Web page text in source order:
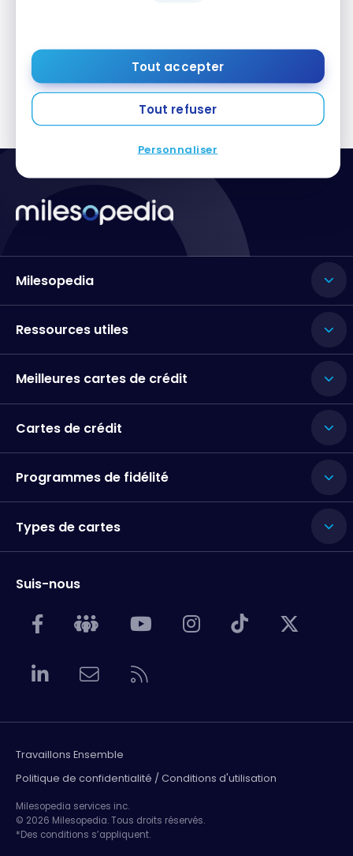
Tout accepter
Tout refuser
Personnaliser
Bonvoy
Milesopedia
Ressources utiles
Meilleures cartes de crédit
Cartes de crédit
Programmes de fidélité
Types de cartes
Suis-nous
Travaillons Ensemble
Politique de confidentialité / Conditions d'utilisation
Milesopedia services inc.
© 2026 Milesopedia. Tous droits réservés.
*Des conditions s’appliquent.